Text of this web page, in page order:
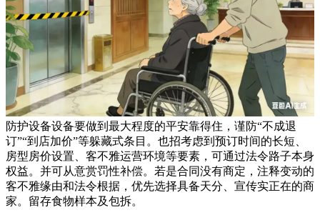
防护设备设备要做到最大程度的平安靠得住，谨防“不成退
订”“到店加价”等躲藏式条目。也招考虑到预订时间的长短、
房型房价设置、客不雅运营环境等要素，可通过法令路子本身
权益。并可从意赏罚性补偿。若是合同没有商定，注释变动的
客不雅缘由和法令根据，优先选择具备天分、宣传实正在的商
家。留存食物样本及包拆。